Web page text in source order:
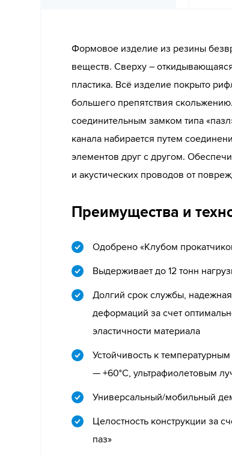
Формовое изделие из резины
веществ. Сверху –
пластика. Всё изделие покрыто
большего препятствия
соединительным замком типа
канала набирается путем
элементов друг с другом.
и акустических проводов от
Преимущества и
Одобрено «Клубом
Выдерживает до 12 тонн
Долгий срок службы,
деформаций за счет
эластичности материала
Устойчивость к
— +60°C, ультрафиолетовым
Универсальный/мобильный
Целостность конструкции за
паз»